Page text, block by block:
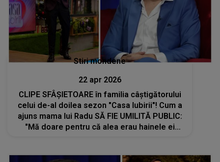
Stiri mondene
22 apr 2026
CLIPE SFÂȘIETOARE în familia câștigătorului
celui de-al doilea sezon "Casa Iubirii"! Cum a
ajuns mama lui Radu SĂ FIE UMILITĂ PUBLIC:
"Mă doare pentru că alea erau hainele ei